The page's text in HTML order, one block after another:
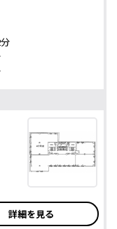
詳細を見る